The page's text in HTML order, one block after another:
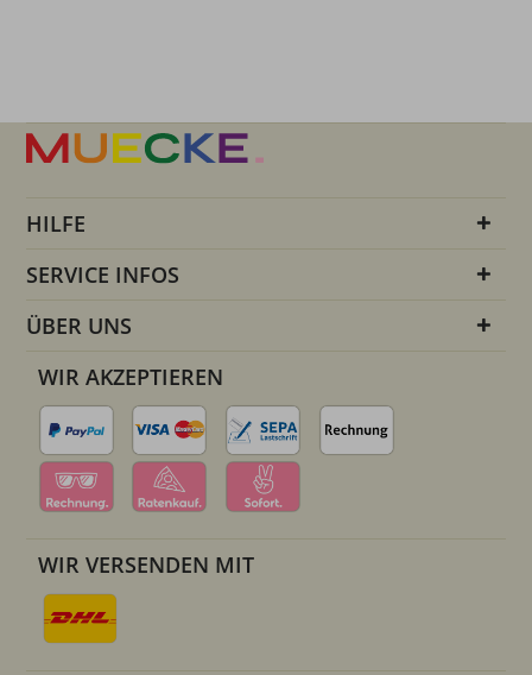
HILFE
SERVICE INFOS
ÜBER UNS
WIR AKZEPTIEREN
WIR VERSENDEN MIT